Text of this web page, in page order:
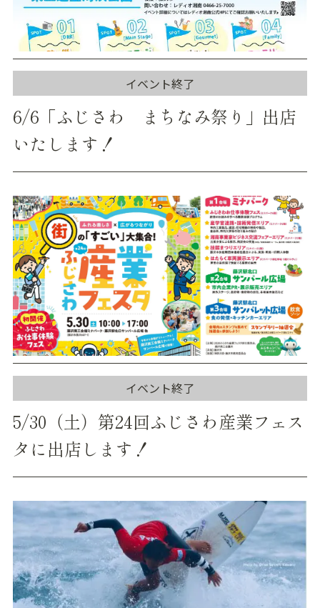
イベント終了
6/6「ふじさわ まちなみ祭り」出店
いたします！
イベント終了
5/30（土）第24回ふじさわ産業フェス
タに出店します！